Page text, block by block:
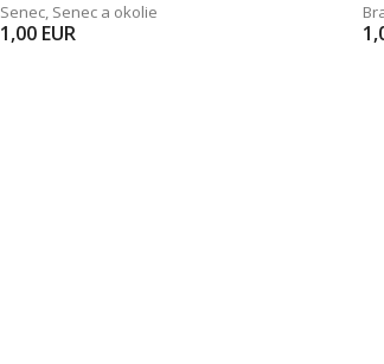
Senec, Senec a okolie
1,00 EUR